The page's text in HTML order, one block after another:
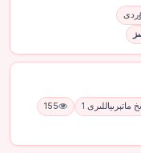
ماتېرىياللىرى 1
155